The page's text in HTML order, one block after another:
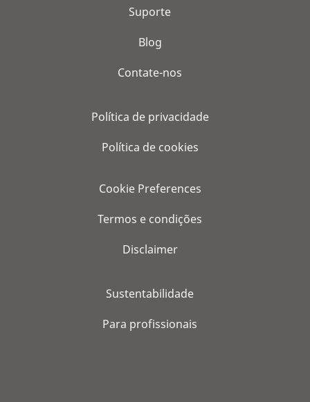
Suporte
Blog
Contate-nos
Política de privacidade
Política de cookies
Cookie Preferences
Termos e condições
Disclaimer
Sustentabilidade
Para profissionais